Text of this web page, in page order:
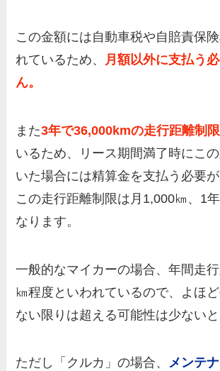
この金額には自動車税や自賠責保
れているため、
月額以外に支払う
ん。
また3年で36,000kmの走行距離制限
いるため、リース期間満了時にこ
いた場合には精算金を支払う必要が
この走行距離制限は月1,000㎞、1
なります。
一般的なマイカーの場合、年間走
㎞程度といわれているので、よほ
ない限りは超える可能性は少ないと
ただし「クルカ」の場合、 メンテ